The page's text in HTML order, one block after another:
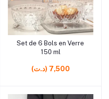
Ajouter au panier
Set de 6 Bols en Verre
150 ml
(د.ت) 7,500